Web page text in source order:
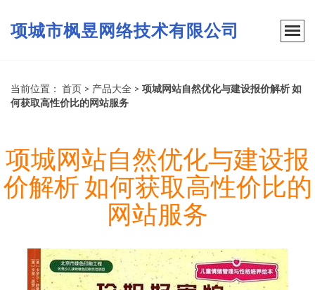
项城市枫昱网络技术有限公司
当前位置： 首页 > 产品大全 > 项城网站自然优化与建设报价解析 如
何获取高性价比的网站服务
项城网站自然优化与建设报
价解析 如何获取高性价比的
网站服务